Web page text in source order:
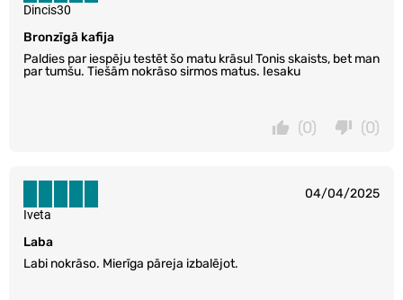
Bronzīgā kafija
Paldies par iespēju testēt šo matu krāsu! Tonis skaists, bet man
par tumšu. Tiešām nokrāso sirmos matus. Iesaku
Dincis30
(0)
(0)
04/04/2025
Laba
Labi nokrāso. Mierīga pāreja izbalējot.
Iveta